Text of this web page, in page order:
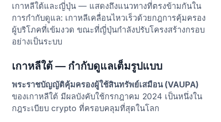
เกาหลีใต้และญี่ปุ่น — แสดงถึงแนวทางที่ตรงข้ามกันใน
การกำกับดูแล: เกาหลีเคลื่อนไหวเร็วด้วยกฎการคุ้มครอง
ผู้บริโภคที่เข้มงวด ขณะที่ญี่ปุ่นกำลังปรับโครงสร้างกรอบ
อย่างเป็นระบบ
เกาหลีใต้ — กำกับดูแลเต็มรูปแบบ
พระราชบัญญัติคุ้มครองผู้ใช้สินทรัพย์เสมือน (VAUPA)
ของเกาหลีใต้ มีผลบังคับใช้กรกฎาคม 2024 เป็นหนึ่งใน
กฎระเบียบ crypto ที่ครอบคลุมที่สุดในโลก